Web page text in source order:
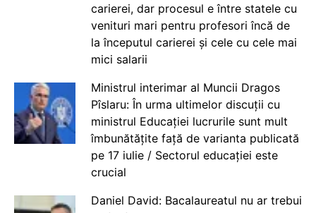
carierei, dar procesul e între statele cu
venituri mari pentru profesori încă de
la începutul carierei și cele cu cele mai
mici salarii
Ministrul interimar al Muncii Dragos
Pîslaru: În urma ultimelor discuții cu
ministrul Educației lucrurile sunt mult
îmbunătățite față de varianta publicată
pe 17 iulie / Sectorul educației este
crucial
Daniel David: Bacalaureatul nu ar trebui